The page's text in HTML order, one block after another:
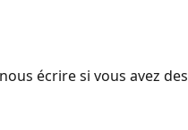
écrire si vous avez des